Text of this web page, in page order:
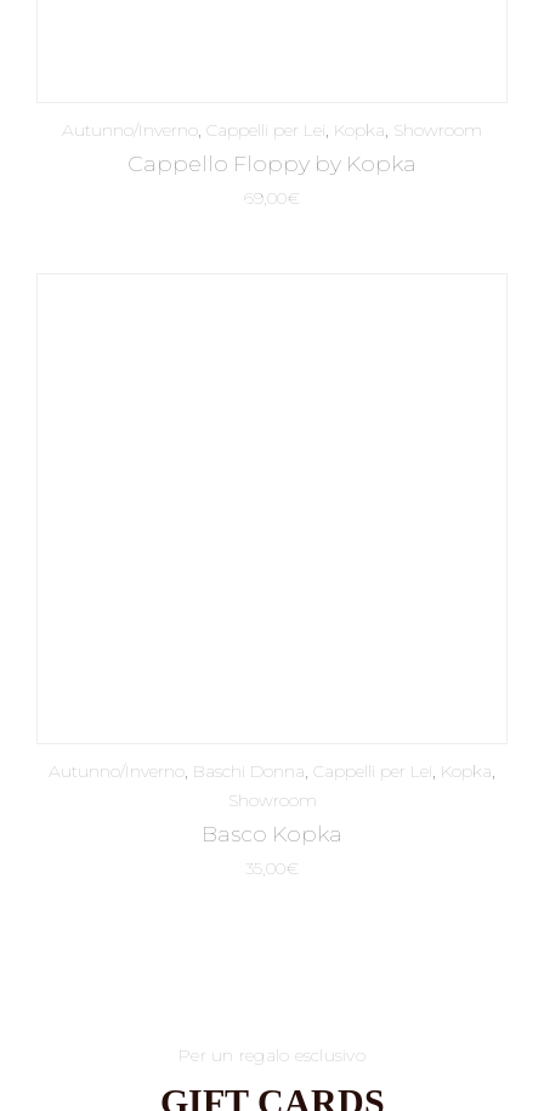
Autunno/Inverno, Cappelli per Lei, Kopka, Showroom
Cappello Floppy by Kopka
69,00€
Autunno/Inverno, Baschi Donna, Cappelli per Lei, Kopka,
Showroom
Basco Kopka
35,00€
Per un regalo esclusivo
GIFT CARDS